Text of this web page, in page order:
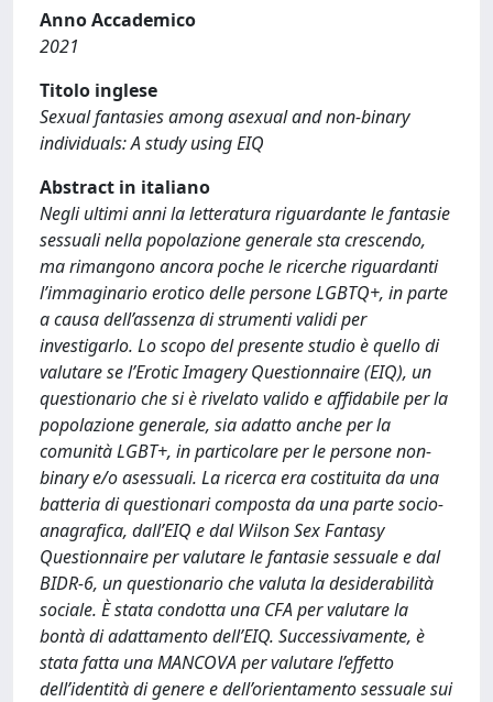
Anno Accademico
2021
Titolo inglese
Sexual fantasies among asexual and non-binary
individuals: A study using EIQ
Abstract in italiano
Negli ultimi anni la letteratura riguardante le fantasie
sessuali nella popolazione generale sta crescendo,
ma rimangono ancora poche le ricerche riguardanti
l’immaginario erotico delle persone LGBTQ+, in parte
a causa dell’assenza di strumenti validi per
investigarlo. Lo scopo del presente studio è quello di
valutare se l’Erotic Imagery Questionnaire (EIQ), un
questionario che si è rivelato valido e affidabile per la
popolazione generale, sia adatto anche per la
comunità LGBT+, in particolare per le persone non-
binary e/o asessuali. La ricerca era costituita da una
batteria di questionari composta da una parte socio-
anagrafica, dall’EIQ e dal Wilson Sex Fantasy
Questionnaire per valutare le fantasie sessuale e dal
BIDR-6, un questionario che valuta la desiderabilità
sociale. È stata condotta una CFA per valutare la
bontà di adattamento dell’EIQ. Successivamente, è
stata fatta una MANCOVA per valutare l’effetto
dell’identità di genere e dell’orientamento sessuale sui